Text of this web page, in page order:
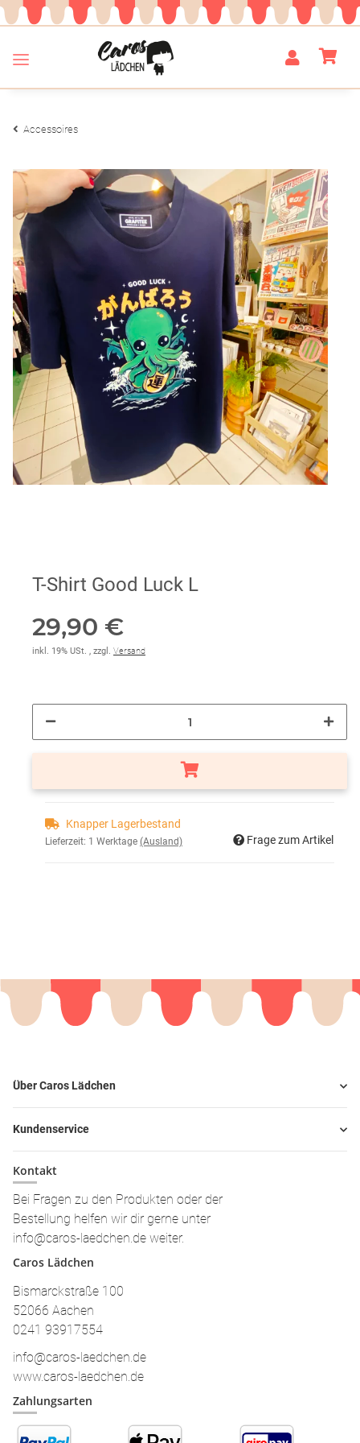
Accessoires
T-Shirt Good Luck L
29,90 €
inkl. 19% USt. , zzgl. Versand
Knapper Lagerbestand
Lieferzeit: 1 Werktage (Ausland) Frage zum Artikel
Über Caros Lädchen
Kundenservice
Kontakt
Bei Fragen zu den Produkten oder der
Bestellung helfen wir dir gerne unter
info@caros-laedchen.de weiter.
Caros Lädchen
Bismarckstraße 100
52066 Aachen
0241 93917554
info@caros-laedchen.de
www.caros-laedchen.de
Zahlungsarten